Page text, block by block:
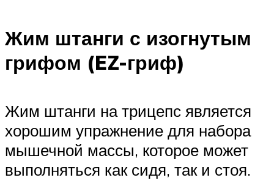
Жим штанги с изогнутым
грифом (EZ-гриф)
Жим штанги на трицепс является
хорошим упражнение для набора
мышечной массы, которое может
выполняться как сидя, так и стоя.